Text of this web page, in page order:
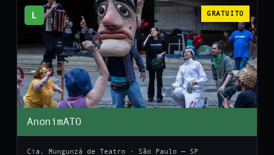
L GRATUITO
AnonimATO
Cia. Mungunzá de Teatro · São Paulo — SP